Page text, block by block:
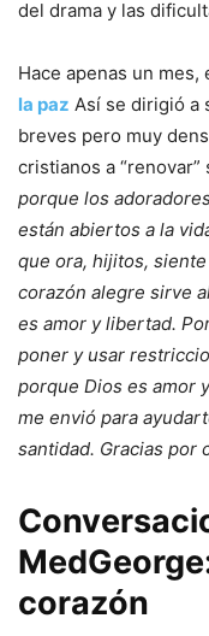
del drama y las
Hace apenas un mes,
la paz Así se dirigió a
breves pero muy
cristianos a “renovar”
porque los
están abiertos a la
que ora, hijitos,
corazón alegre sirve
es amor y libertad.
poner y usar
porque Dios es amor
me envió para
santidad. Gracias por
corazón